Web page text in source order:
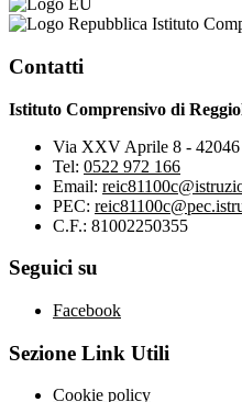
Istituto
Contatti
Istituto Comprensivo di
Via XXV Aprile 8 -
Tel: 0522 972 166
Email:
PEC:
C.F.: 81002250355
Seguici su
Facebook
Sezione Link Utili
Cookie policy